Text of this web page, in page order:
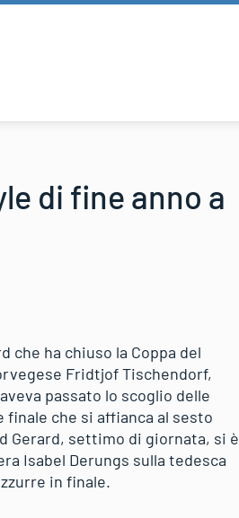
di fine anno a
che ha chiuso la Coppa del
Fridtjof Tischendorf,
passato lo scoglio delle
che si affianca al sesto
Gerard, settimo di giornata, si è
Isabel Derungs sulla tedesca
in finale.